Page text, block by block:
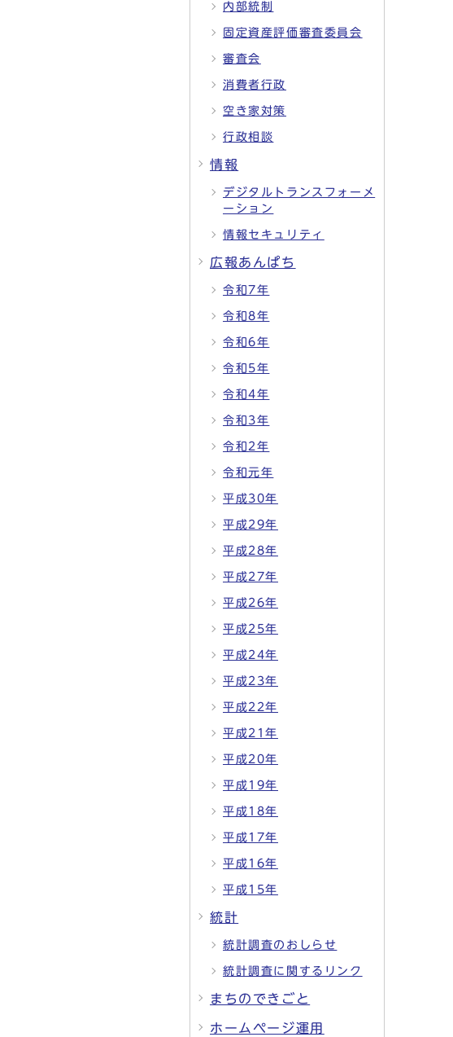
内部統制
固定資産評価審査委員会
審査会
消費者行政
空き家対策
行政相談
情報
デジタルトランスフォーメ
ーション
情報セキュリティ
広報あんぱち
令和7年
令和8年
令和6年
令和5年
令和4年
令和3年
令和2年
令和元年
平成30年
平成29年
平成28年
平成27年
平成26年
平成25年
平成24年
平成23年
平成22年
平成21年
平成20年
平成19年
平成18年
平成17年
平成16年
平成15年
統計
統計調査のおしらせ
統計調査に関するリンク
まちのできごと
ホームページ運用